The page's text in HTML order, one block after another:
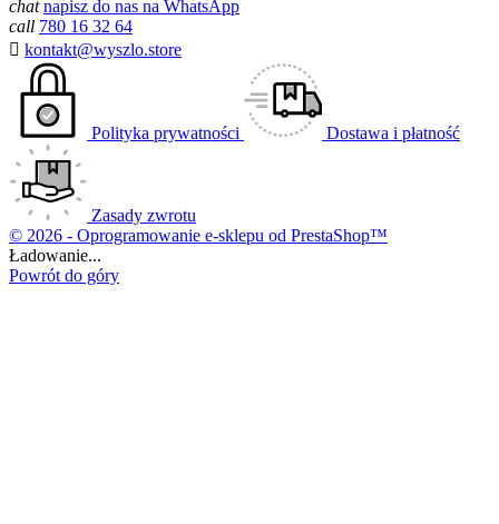
chat napisz do nas na WhatsApp
call 780 16 32 64
 kontakt@wyszlo.store
Polityka prywatności Dostawa i płatność
Zasady zwrotu
© 2026 - Oprogramowanie e-sklepu od PrestaShop™
Ładowanie...
Powrót do góry